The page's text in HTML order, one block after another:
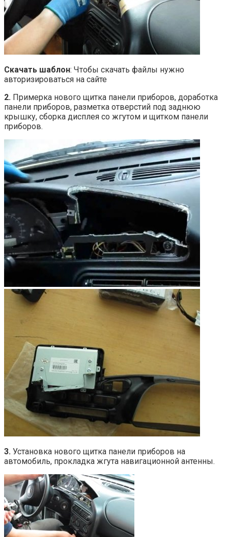
Скачать шаблон: Чтобы скачать файлы нужно
авторизироваться на сайте
2. Примерка нового щитка панели приборов, доработка
панели приборов, разметка отверстий под заднюю
крышку, сборка дисплея со жгутом и щитком панели
приборов.
3. Установка нового щитка панели приборов на
автомобиль, прокладка жгута навигационной антенны.